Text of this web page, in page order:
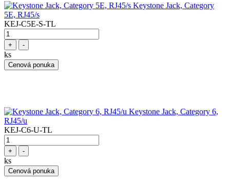
Keystone Jack, Category
5E, RJ45/s
KEJ-C5E-S-TL
+ -
ks
Cenová ponuka
Keystone Jack, Category 6,
RJ45/u
KEJ-C6-U-TL
+ -
ks
Cenová ponuka